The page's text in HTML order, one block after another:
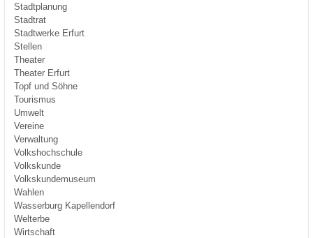
Stadtplanung
Stadtrat
Stadtwerke Erfurt
Stellen
Theater
Theater Erfurt
Topf und Söhne
Tourismus
Umwelt
Vereine
Verwaltung
Volkshochschule
Volkskunde
Volkskundemuseum
Wahlen
Wasserburg Kapellendorf
Welterbe
Wirtschaft